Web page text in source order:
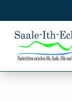
Inhalt
springen